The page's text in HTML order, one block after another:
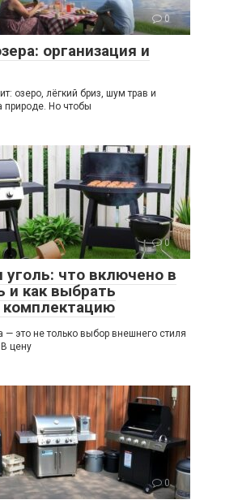
0
организация и
озеро, лёгкий бриз, шум трав и
природе. Но чтобы
0
что включено в
и как выбрать
— это не только выбор внешнего стиля
цену
0